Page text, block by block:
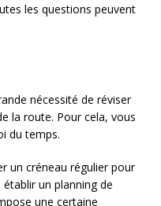
les questions peuvent
nécessité de réviser
la route. Pour cela, vous
du temps.
un créneau régulier pour
établir un planning de
une certaine